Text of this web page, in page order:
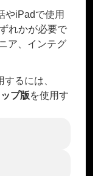
やiPadで使用
れかが必要で
ア、インテグ
るには、
プ版を使用す